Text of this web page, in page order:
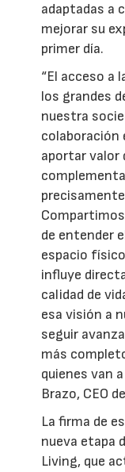
adaptadas a
mejorar su
primer día.
“El acceso a
los grandes
nuestra
colaboración
aportar valor
de entender
espacio
influye
calidad de
esa visión a
seguir
más
quienes van
Brazo, CEO
La firma de
nueva etapa
Living, que